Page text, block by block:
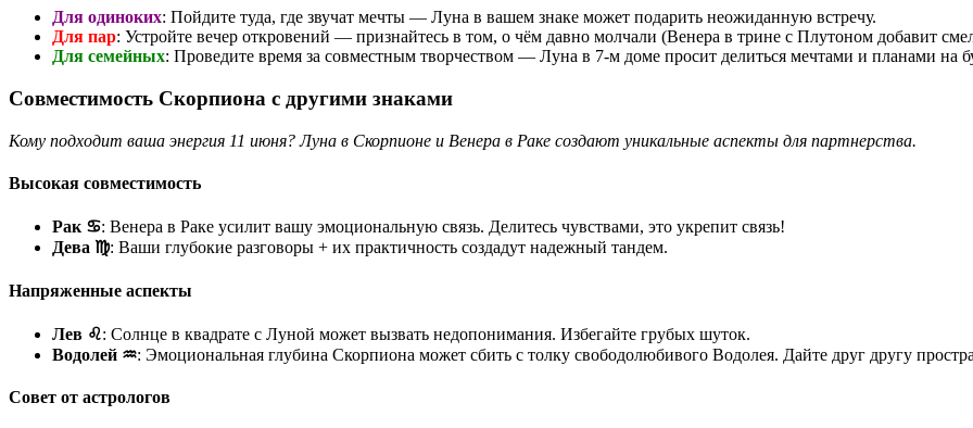
Для одиноких: Пойдите туда, где звучат мечты — Луна в вашем знаке может подарить неожиданную встречу.
Для пар: Устройте вечер откровений — признайтесь в том, о чём давно молчали (Венера в трине с Плутоном добавит
Для семейных: Проведите время за совместным творчеством — Луна в 7-м доме просит делиться мечтами и планами на
Совместимость Скорпиона с другими знаками
Кому подходит ваша энергия 11 июня? Луна в Скорпионе и Венера в Раке создают уникальные аспекты для партнерства.
Высокая совместимость
Рак ♋: Венера в Раке усилит вашу эмоциональную связь. Делитесь чувствами, это укрепит связь!
Дева ♍: Ваши глубокие разговоры + их практичность создадут надежный тандем.
Напряженные аспекты
Лев ♌: Солнце в квадрате с Луной может вызвать недопонимания. Избегайте грубых шуток.
Водолей ♒: Эмоциональная глубина Скорпиона может сбить с толку свободолюбивого Водолея. Дайте друг другу
Совет от астрологов